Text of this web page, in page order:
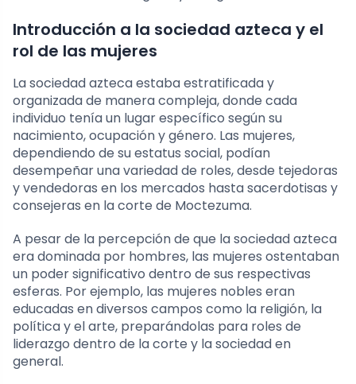
Introducción a la sociedad azteca y el
rol de las mujeres
La sociedad azteca estaba estratificada y
organizada de manera compleja, donde cada
individuo tenía un lugar específico según su
nacimiento, ocupación y género. Las mujeres,
dependiendo de su estatus social, podían
desempeñar una variedad de roles, desde tejedoras
y vendedoras en los mercados hasta sacerdotisas y
consejeras en la corte de Moctezuma.
A pesar de la percepción de que la sociedad azteca
era dominada por hombres, las mujeres ostentaban
un poder significativo dentro de sus respectivas
esferas. Por ejemplo, las mujeres nobles eran
educadas en diversos campos como la religión, la
política y el arte, preparándolas para roles de
liderazgo dentro de la corte y la sociedad en
general.